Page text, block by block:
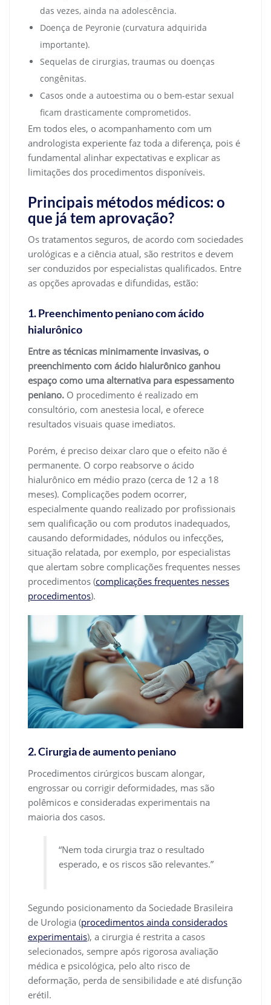
das vezes, ainda na adolescência.
Doença de Peyronie (curvatura adquirida
importante).
Sequelas de cirurgias, traumas ou doenças
congênitas.
Casos onde a autoestima ou o bem-estar sexual
ficam drasticamente comprometidos.
Em todos eles, o acompanhamento com um
andrologista experiente faz toda a diferença, pois é
fundamental alinhar expectativas e explicar as
limitações dos procedimentos disponíveis.
Principais métodos médicos: o
que já tem aprovação?
Os tratamentos seguros, de acordo com sociedades
urológicas e a ciência atual, são restritos e devem
ser conduzidos por especialistas qualificados. Entre
as opções aprovadas e difundidas, estão:
1. Preenchimento peniano com ácido
hialurônico
Entre as técnicas minimamente invasivas, o
preenchimento com ácido hialurônico ganhou
espaço como uma alternativa para espessamento
peniano. O procedimento é realizado em
consultório, com anestesia local, e oferece
resultados visuais quase imediatos.
Porém, é preciso deixar claro que o efeito não é
permanente. O corpo reabsorve o ácido
hialurônico em médio prazo (cerca de 12 a 18
meses). Complicações podem ocorrer,
especialmente quando realizado por profissionais
sem qualificação ou com produtos inadequados,
causando deformidades, nódulos ou infecções,
situação relatada, por exemplo, por especialistas
que alertam sobre complicações frequentes nesses
procedimentos (complicações frequentes nesses
procedimentos).
2. Cirurgia de aumento peniano
Procedimentos cirúrgicos buscam alongar,
engrossar ou corrigir deformidades, mas são
polêmicos e consideradas experimentais na
maioria dos casos.
“Nem toda cirurgia traz o resultado
esperado, e os riscos são relevantes.”
Segundo posicionamento da Sociedade Brasileira
de Urologia (procedimentos ainda considerados
experimentais), a cirurgia é restrita a casos
selecionados, sempre após rigorosa avaliação
médica e psicológica, pelo alto risco de
deformação, perda de sensibilidade e até disfunção
erétil.